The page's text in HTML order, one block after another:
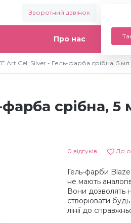
Зворотний дзвінок
Про нас
Art Gel, Silver - Гель-фарба срібна, 5 мл
срібна, 5
0 відгуків До
Гель-фарби
не мають
Вони дозволять
створювати
лінії до